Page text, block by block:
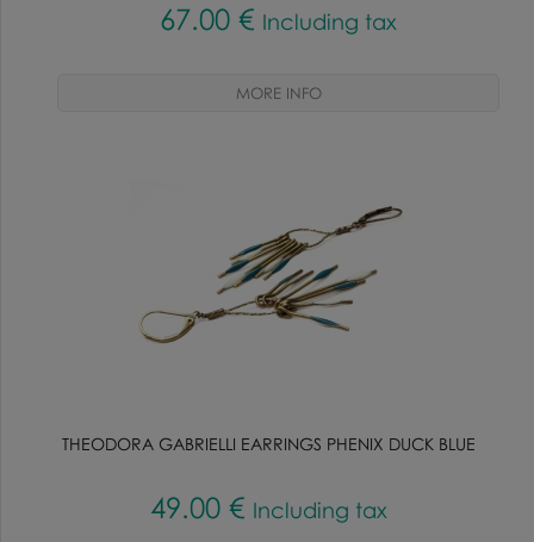
67.00 € Including tax
THEODORA GABRIELLI EARRINGS PHENIX DUCK BLUE
49.00 € Including tax